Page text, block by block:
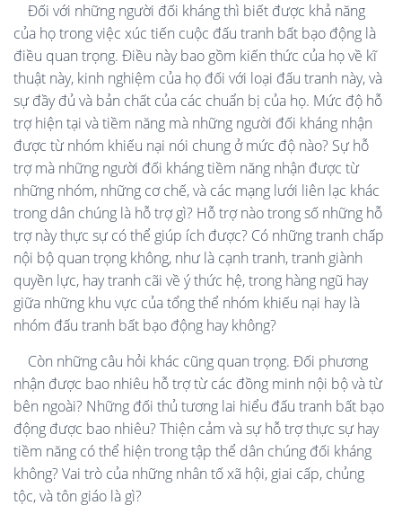
Đối với những người đối kháng thì biết được khả năng
của họ trong việc xúc tiến cuộc đấu tranh bất bạo động là
điều quan trọng. Điều này bao gồm kiến thức của họ về kĩ
thuật này, kinh nghiệm của họ đối với loại đấu tranh này, và
sự đầy đủ và bản chất của các chuẩn bị của họ. Mức độ hỗ
trợ hiện tại và tiềm năng mà những người đối kháng nhận
được từ nhóm khiếu nại nói chung ở mức độ nào? Sự hỗ
trợ mà những người đối kháng tiềm năng nhận được từ
những nhóm, những cơ chế, và các mạng lưới liên lạc khác
trong dân chúng là hỗ trợ gì? Hỗ trợ nào trong số những hỗ
trợ này thực sự có thể giúp ích được? Có những tranh chấp
nội bộ quan trọng không, như là cạnh tranh, tranh giành
quyền lực, hay tranh cãi về ý thức hệ, trong hàng ngũ hay
giữa những khu vực của tổng thể nhóm khiếu nại hay là
nhóm đấu tranh bất bạo động hay không?
Còn những câu hỏi khác cũng quan trọng. Đối phương
nhận được bao nhiêu hỗ trợ từ các đồng minh nội bộ và từ
bên ngoài? Những đối thủ tương lai hiểu đấu tranh bất bạo
động được bao nhiêu? Thiện cảm và sự hỗ trợ thực sự hay
tiềm năng có thể hiện trong tập thể dân chúng đối kháng
không? Vai trò của những nhân tố xã hội, giai cấp, chủng
tộc, và tôn giáo là gì?